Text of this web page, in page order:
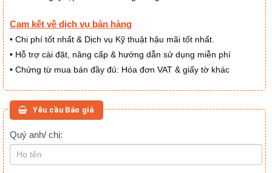
Cam kết về dịch vụ bán hàng
• Chi phí tốt nhất & Dịch vụ Kỹ thuật hậu mãi tốt nhất.
• Hỗ trợ cài đặt, nâng cấp & hướng dẫn sử dụng miễn phí
• Chứng từ mua bán đầy đủ: Hóa đơn VAT & giấy tờ khác
Yêu cầu Báo giá
BÁO
GIÁ
(CUỐI
Quý anh/ chị:
If
you
are